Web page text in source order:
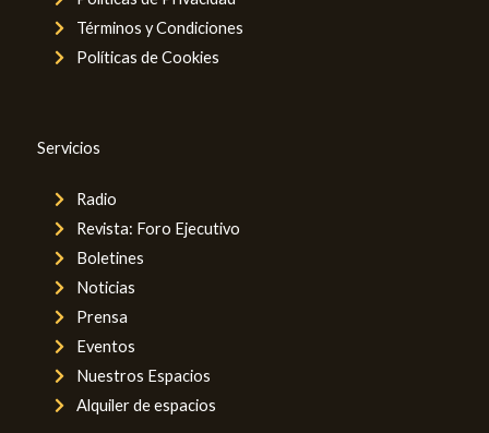
Términos y Condiciones
Políticas de Cookies
Servicios
Radio
Revista: Foro Ejecutivo
Boletines
Noticias
Prensa
Eventos
Nuestros Espacios
Alquiler de espacios